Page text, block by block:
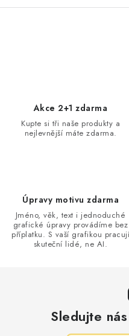
y
Akce 2+1 zdarma
Kupte si tři naše produkty a
nejlevnější máte zdarma.
Úpravy motivu zdarma
Jméno, věk, text i jednoduché
grafické úpravy provádíme bez
příplatku. S vaší grafikou pracují
skuteční lidé, ne AI.
Sledujte